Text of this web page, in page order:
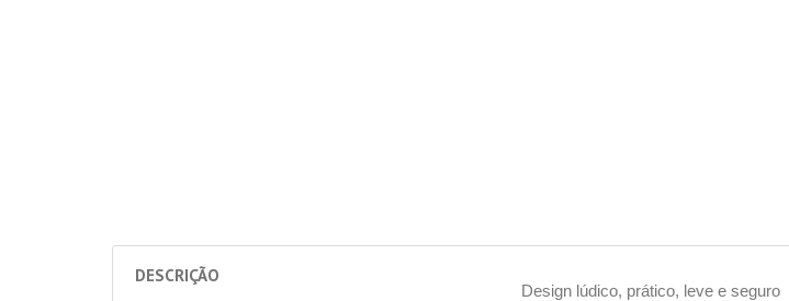
DESCRIÇÃO
Design lúdico, prático, leve e seguro